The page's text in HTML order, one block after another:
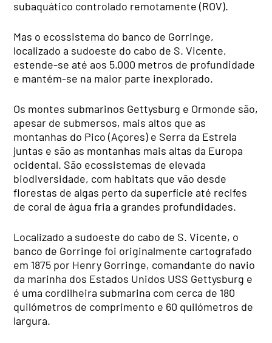
subaquático controlado remotamente (ROV).
Mas o ecossistema do banco de Gorringe,
localizado a sudoeste do cabo de S. Vicente,
estende-se até aos 5.000 metros de profundidade
e mantém-se na maior parte inexplorado.
Os montes submarinos Gettysburg e Ormonde são,
apesar de submersos, mais altos que as
montanhas do Pico (Açores) e Serra da Estrela
juntas e são as montanhas mais altas da Europa
ocidental. São ecossistemas de elevada
biodiversidade, com habitats que vão desde
florestas de algas perto da superfície até recifes
de coral de água fria a grandes profundidades.
Localizado a sudoeste do cabo de S. Vicente, o
banco de Gorringe foi originalmente cartografado
em 1875 por Henry Gorringe, comandante do navio
da marinha dos Estados Unidos USS Gettysburg e
é uma cordilheira submarina com cerca de 180
quilómetros de comprimento e 60 quilómetros de
largura.